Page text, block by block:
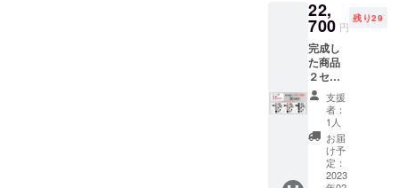
※ご注文
状況、
製造工
程上の
都合及
びロジ
ステッ
ク等に
より出
荷時期
が遅れ
る場合
があり
20,100
円税込/
送料込
※皆様の
応援購
入によ
り量産
効率が
向上し
た場
合、正
規販売
価格が
22,
700 円
残り29
完成し
た商品
２セッ
ト
「ヒー
ティン
ヘッド
付」(カ
ラー選
択可能)
支援
者：
1人
お届
け予
定：
2023